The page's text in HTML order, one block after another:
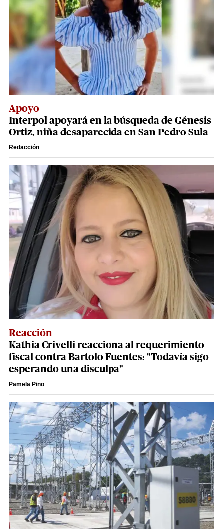
Apoyo
Interpol apoyará en la búsqueda de Génesis
Ortiz, niña desaparecida en San Pedro Sula
Redacción
Reacción
Kathia Crivelli reacciona al requerimiento
fiscal contra Bartolo Fuentes: "Todavía sigo
esperando una disculpa"
Pamela Pino